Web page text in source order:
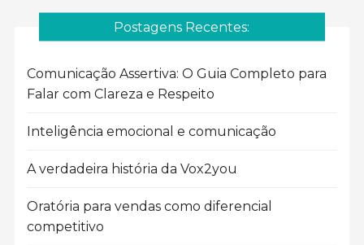
Postagens Recentes:
Comunicação Assertiva: O Guia Completo para
Falar com Clareza e Respeito
Inteligência emocional e comunicação
A verdadeira história da Vox2you
Oratória para vendas como diferencial
competitivo